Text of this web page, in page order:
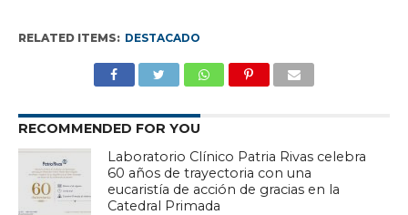
RELATED ITEMS: DESTACADO
RECOMMENDED FOR YOU
Laboratorio Clínico Patria Rivas celebra
60 años de trayectoria con una
eucaristía de acción de gracias en la
Catedral Primada